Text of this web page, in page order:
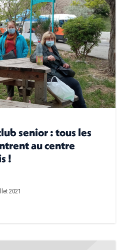
senior : tous les
au centre
!
2021